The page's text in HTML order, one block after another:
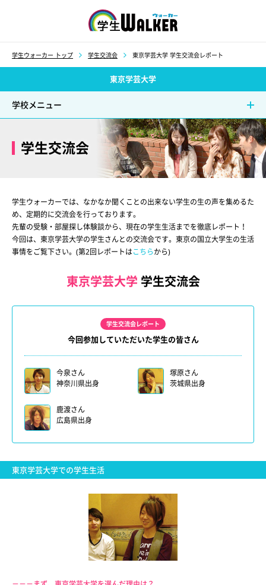
学生ウォーカー トップ 学生交流会 東京学芸大学 学生交流会レポート
東京学芸大学
学校メニュー
学生交流会
学生ウォーカーでは、なかなか聞くことの出来ない学生の生の声を集めるた
め、定期的に交流会を行っております。
先輩の受験・部屋探し体験談から、現在の学生生活までを徹底レポート！
今回は、東京学芸大学の学生さんとの交流会です。東京の国立大学生の生活
事情をご覧下さい。(第2回レポートはこちらから)
東京学芸大学 学生交流会
学生交流会レポート
今回参加していただいた学生の皆さん
今泉さん
神奈川県出身
塚原さん
茨城県出身
鹿渡さん
広島県出身
東京学芸大学での学生生活